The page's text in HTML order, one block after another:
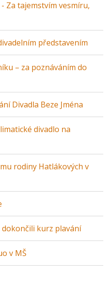
Za tajemstvím vesmíru,
představením
– za poznáváním do
Divadla Beze Jména
divadlo na
rodiny Hatlákových v
dokončili kurz plavání
v MŠ